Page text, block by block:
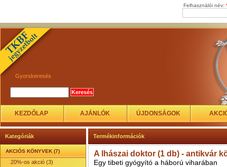
Felhasználói név:
Gyorskeresés
KEZDŐLAP AJÁNLÓK ÚJDONSÁGOK
Kategóriák
AKCIÓS KÖNYVEK (7)
20%-os akció (3)
Termékinformációk
A lhászai doktor (1 db) - antikvár
Egy tibeti gyógyító a háború viharában